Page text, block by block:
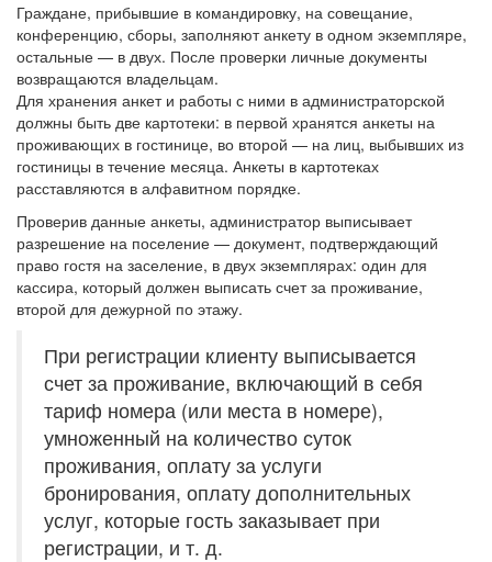
Граждане, прибывшие в командировку, на совещание,
конференцию, сборы, заполняют анкету в одном экземпляре,
остальные — в двух. После проверки личные документы
возвращаются владельцам.
Для хранения анкет и работы с ними в администраторской
должны быть две картотеки: в первой хранятся анкеты на
проживающих в гостинице, во второй — на лиц, выбывших из
гостиницы в течение месяца. Анкеты в картотеках
расставляются в алфавитном порядке.
Проверив данные анкеты, администратор выписывает
разрешение на поселение — документ, подтверждающий
право гостя на заселение, в двух экземплярах: один для
кассира, который должен выписать счет за проживание,
второй для дежурной по этажу.
При регистрации клиенту выписывается
счет за проживание, включающий в себя
тариф номера (или места в номере),
умноженный на количество суток
проживания, оплату за услуги
бронирования, оплату дополнительных
услуг, которые гость заказывает при
регистрации, и т. д.